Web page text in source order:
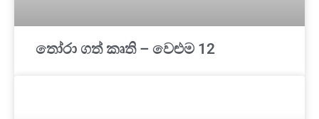
තෝරා ගත් කෘති – වෙළුම 12